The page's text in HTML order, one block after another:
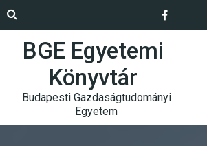
BGE Egyetemi
Könyvtár
Budapesti Gazdaságtudományi
Egyetem